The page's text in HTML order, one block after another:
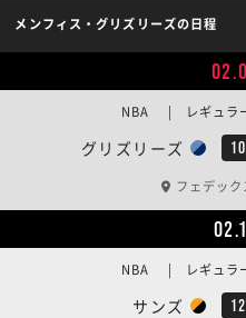
メンフィス・グリズリーズの日程
グリズリーズ
NBA | レギュラ
フェデッ
サンズ
NBA | レギュラ